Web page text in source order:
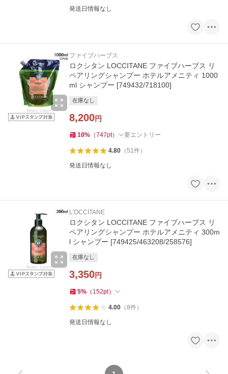
発送日情報なし
ファイブハーブス
ロクシタン LOCCITANE ファイブハーブス リ
ペアリングシャンプー ホテルアメニティ 1000
ml シャンプー [749432/718100]
在庫なし
8,200円
10% （747pt） 要エントリー
4.80（51件）
発送日情報なし
L'OCCITANE
ロクシタン LOCCITANE ファイブハーブス リ
ペアリングシャンプー ホテルアメニティ 300m
l シャンプー [749425/463208/258576]
在庫なし
3,350円
5% （ 152pt）
4.00（8件）
発送日情報なし